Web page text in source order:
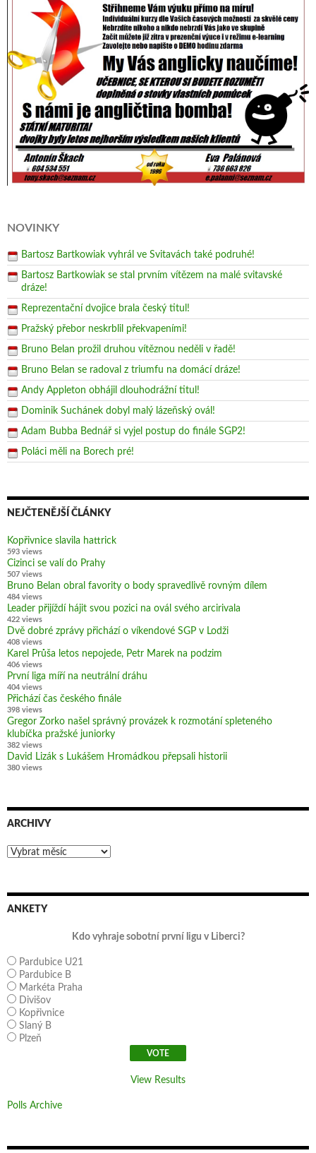
NOVINKY
Bartosz Bartkowiak vyhrál ve Svitavách také podruhé!
Bartosz Bartkowiak se stal prvním vítězem na malé svitavské
dráze!
Reprezentační dvojice brala český titul!
Pražský přebor neskrblil překvapeními!
Bruno Belan prožil druhou vítěznou neděli v řadě!
Bruno Belan se radoval z triumfu na domácí dráze!
Andy Appleton obhájil dlouhodrážní titul!
Dominik Suchánek dobyl malý lázeňský ovál!
Adam Bubba Bednář si vyjel postup do finále SGP2!
Poláci měli na Borech pré!
NEJČTENĚJŠÍ ČLÁNKY
Kopřivnice slavila hattrick
593 views
Cizinci se valí do Prahy
507 views
Bruno Belan obral favority o body spravedlivě rovným dílem
484 views
Leader přijíždí hájit svou pozici na ovál svého arcirivala
422 views
Dvě dobré zprávy přichází o víkendové SGP v Lodži
408 views
Karel Průša letos nepojede, Petr Marek na podzim
406 views
První liga míří na neutrální dráhu
404 views
Přichází čas českého finále
398 views
Gregor Zorko našel správný provázek k rozmotání spleteného
klubíčka pražské juniorky
382 views
David Lizák s Lukášem Hromádkou přepsali historii
380 views
ARCHIVY
Archivy
ANKETY
Kdo vyhraje sobotní první ligu v Liberci?
Pardubice U21
Pardubice B
Markéta Praha
Divišov
Kopřivnice
Slaný B
Plzeň
View Results
Polls Archive